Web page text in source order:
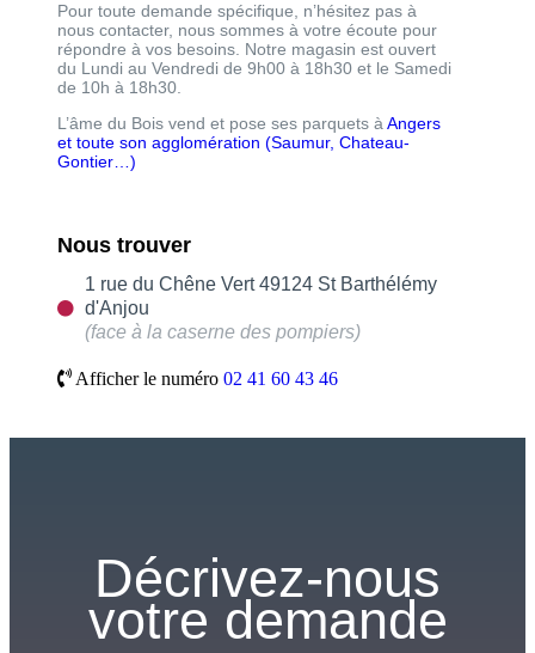
Pour toute demande spécifique, n’hésitez pas à
nous contacter, nous sommes à votre écoute pour
répondre à vos besoins. Notre magasin est ouvert
du Lundi au Vendredi de 9h00 à 18h30 et le Samedi
de 10h à 18h30.
L’âme du Bois vend et pose ses parquets à Angers
et toute son agglomération (Saumur, Chateau-
Gontier…)
Nous trouver
1 rue du Chêne Vert 49124 St Barthélémy
d'Anjou
(face à la caserne des pompiers)
Afficher le numéro 02 41 60 43 46
Décrivez-nous
votre demande